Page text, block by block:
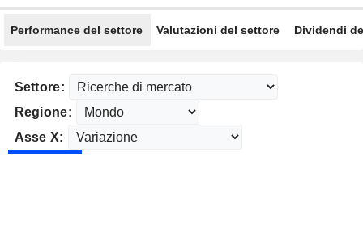
Performance del settore Valutazioni del settore Dividendi
Settore:
Regione:
Asse X: